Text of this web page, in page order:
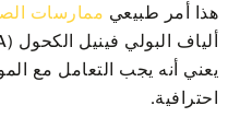
هذا أمر طبيعي ممارسات
يعني أنه يجب التعامل مع
احترافية.